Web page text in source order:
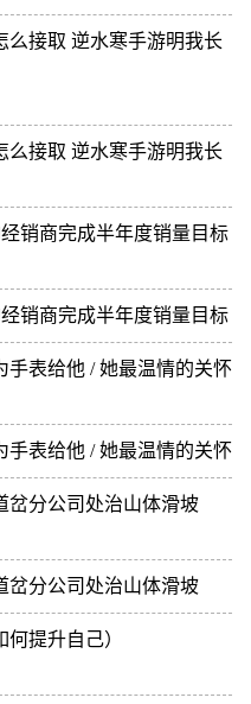
么接取 逆水寒手游明我长
么接取 逆水寒手游明我长
销商完成半年度销量目标
销商完成半年度销量目标
表给他 / 她最温情的关怀
表给他 / 她最温情的关怀
岔分公司处治山体滑坡
岔分公司处治山体滑坡
提升自己）